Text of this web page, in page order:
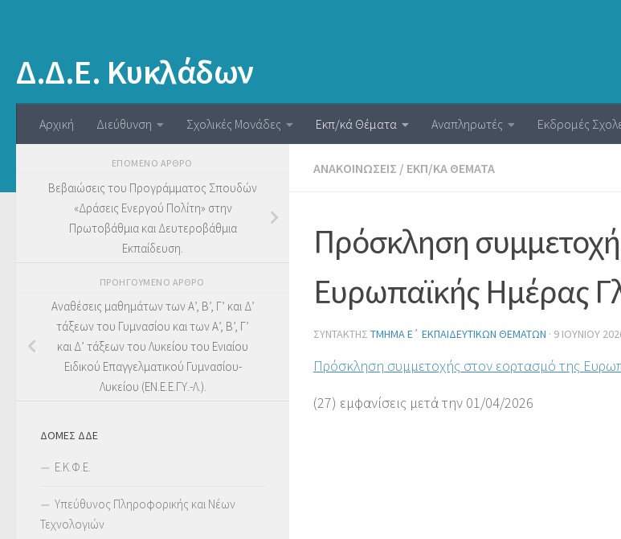
Δ.Δ.Ε. Κυκλάδων
Αρχική Διεύθυνση Σχολικές Μονάδες Εκπ/κά Θέματα Αναπληρωτές Εκδρομές
ΑΝΑΚΟΙΝΏΣΕΙΣ / ΕΚΠ/ΚΆ ΘΈΜΑΤΑ
Πρόσκληση
Ευρωπαϊκής Ημέρας
ΣΥΝΤΆΚΤΗΣ ΤΜΉΜΑ Ε΄ ΕΚΠΑΙΔΕΥΤΙΚΏΝ ΘΕΜΆΤΩΝ · 9 ΙΟΥΝΊΟΥ
Πρόσκληση συμμετοχής στον εορτασμό της
(27) εμφανίσεις μετά την 01/04/2026
ΕΠΌΜΕΝΟ ΆΡΘΡΟ
Βεβαιώσεις του Προγράμματος Σπουδών
«Δράσεις Ενεργού Πολίτη» στην
Πρωτοβάθμια και Δευτεροβάθμια
Εκπαίδευση.
ΠΡΟΗΓΟΎΜΕΝΟ ΆΡΘΡΟ
Αναθέσεις μαθημάτων των Α’, Β’, Γ’ και Δ’
τάξεων του Γυμνασίου και των Α’, Β’, Γ’
και Δ’ τάξεων του Λυκείου του Ενιαίου
Ειδικού Επαγγελματικού Γυμνασίου-
Λυκείου (ΕΝ.Ε.Ε.ΓΥ.-Λ.).
ΔΟΜΕΣ ΔΔΕ
Ε.Κ.Φ.Ε.
Υπεύθυνος Πληροφορικής και Νέων
Τεχνολογιών